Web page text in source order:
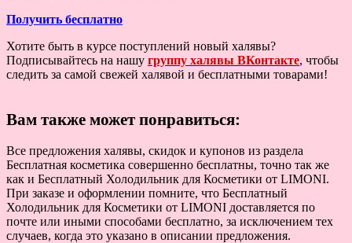
Получить бесплатно
Хотите быть в курсе поступлений новый халявы?
Подписывайтесь на нашу группу халявы ВКонтакте, чтобы
следить за самой свежей халявой и бесплатными товарами!
Вам также может понравиться:
Все предложения халявы, скидок и купонов из раздела
Бесплатная косметика совершенно бесплатны, точно так же
как и Бесплатный Холодильник для Косметики от LIMONI.
При заказе и оформлении помните, что Бесплатный
Холодильник для Косметики от LIMONI доставляется по
почте или иными способами бесплатно, за исключением тех
случаев, когда это указано в описании предложения.